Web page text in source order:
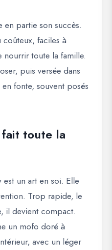
partie son succès.
faciles à
toute la famille.
puis versée dans
fonte, souvent posés
fait toute la
un art en soi. Elle
Trop rapide, le
il devient compact.
un mofo doré à
avec un léger